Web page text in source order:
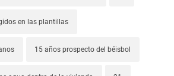
en las plantillas
15 años prospecto del béisbol